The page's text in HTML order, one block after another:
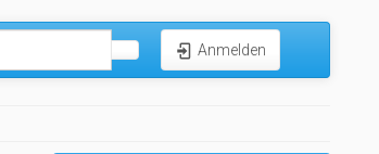
Anmelden